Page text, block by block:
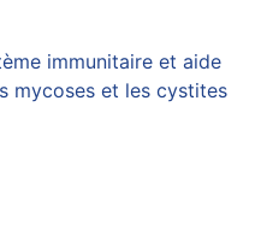
immunitaire et aide
mycoses et les cystites